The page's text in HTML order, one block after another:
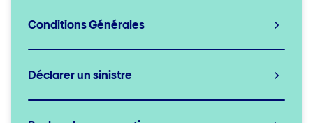
Conditions Générales
Déclarer un sinistre